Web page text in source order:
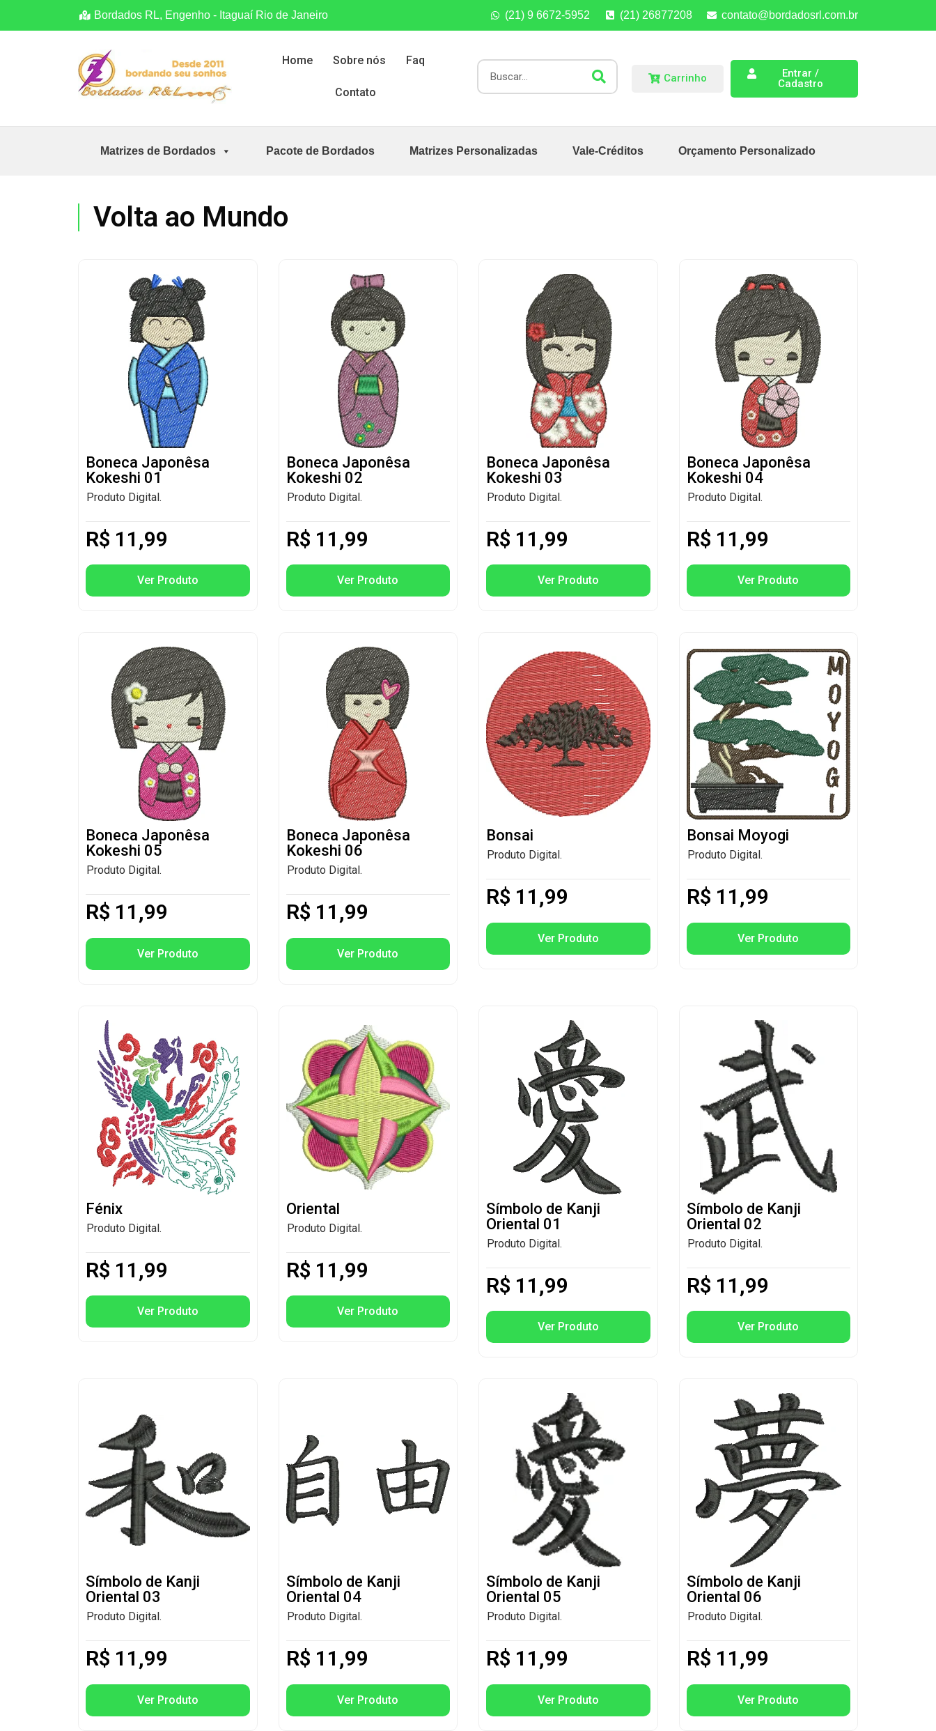
Bordados RL, Engenho - Itaguaí Rio de Janeiro (21) 9 6672-5952 (21) 26877208 contato@bordadosrl.com.br
Home Sobre nós Faq
Contato
Carrinho
Entrar /
Cadastro
Matrizes de Bordados Pacote de Bordados Matrizes Personalizadas Vale-Créditos Orçamento Personalizado
Volta ao Mundo
Boneca Japonêsa
Kokeshi 01
Produto Digital.
R$ 11,99
Ver Produto
Boneca Japonêsa
Kokeshi 02
Produto Digital.
R$ 11,99
Ver Produto
Boneca Japonêsa
Kokeshi 03
Produto Digital.
R$ 11,99
Ver Produto
Boneca Japonêsa
Kokeshi 04
Produto Digital.
R$ 11,99
Ver Produto
Boneca Japonêsa
Kokeshi 05
Produto Digital.
R$ 11,99
Ver Produto
Boneca Japonêsa
Kokeshi 06
Produto Digital.
R$ 11,99
Ver Produto
Bonsai
Produto Digital.
R$ 11,99
Ver Produto
Bonsai Moyogi
Produto Digital.
R$ 11,99
Ver Produto
Fénix
Produto Digital.
R$ 11,99
Ver Produto
Oriental
Produto Digital.
R$ 11,99
Ver Produto
Símbolo de Kanji
Oriental 01
Produto Digital.
R$ 11,99
Ver Produto
Símbolo de Kanji
Oriental 02
Produto Digital.
R$ 11,99
Ver Produto
Símbolo de Kanji
Oriental 03
Produto Digital.
R$ 11,99
Ver Produto
Símbolo de Kanji
Oriental 04
Produto Digital.
R$ 11,99
Ver Produto
Símbolo de Kanji
Oriental 05
Produto Digital.
R$ 11,99
Ver Produto
Símbolo de Kanji
Oriental 06
Produto Digital.
R$ 11,99
Ver Produto